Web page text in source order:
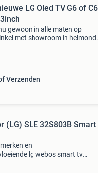
LG Oled TV G6 of C6
gewoon in alle maten op
met showroom in helmond.
Verzenden
(LG) SLE 32S803B Smart
en
lg webos smart tv